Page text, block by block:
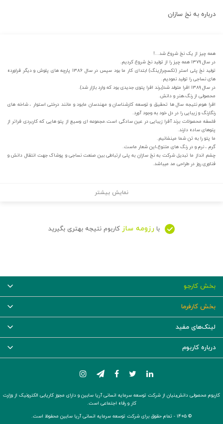
درباره به نخ سازان
همه چیز از یک نخ شروع شد...!
در سال ۱۳۷۹ همه چیز را از تولید نخ شروع کردیم.
تولید نخ پلی استر (تکسچرازینگ) ابتدای کار ما بود سپس در سال ۱۳۸۶ پارچه های پلوش و دیگر فراورده
های نساجی را تولید نمودیم.
در سال ۱۳۸۹ افرا متولد شد(برند افرا پتوی جدیدی بود که وارد بازار شد).
محصولی از رنگ،هنر و دانش.
افرا هوم نتیجه سال ها تحقیق و توسعه کارشناسان و مهندسان مابود و مانند درختی استوار ، شاخه های
رنگارنگ و زیبایی را در دل خود به وجود آورد.
فلسفه محصولات برند آفرا زیبایی در عین سادگی است.مجموعه ای وسیع از پتو هایی که کاربردی فراتر از
پتوهای ساده دارند.
ما پتو را به تن شما مینشانیم.
گرم ، نرم و در رنگ های متنوع،این شعار ماست.
چشم انداز ما تبدیل شرکت به نخ سازان به پلی ارتباطی بین صنعت نساجی و پوشاک جهت انتقال دانش و
فناوری روز در طراحی مد میباشد.
نمایش بیشتر
با رزومه ساز کاربوم نتیجه بهتری بگیرید
بخش کارجو
بخش کارفرما
لینک‌های مفید
درباره کاربوم
کاربوم محصولی دانش‌بنیان از شرکت توسعه سرمایه انسانی آریا سابین و دارای مجوز کاریابی الکترونیک از وزارت
کار و رفاه اجتماعی است.
© ۱۴۰۵ -
تمام حقوق برای شرکت توسعه سرمایه انسانی آریا سابین محفوظ است.